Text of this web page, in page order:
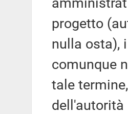
progetto
nulla osta),
comunque
tale
dell'autorità